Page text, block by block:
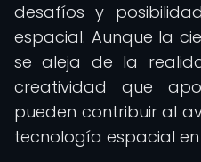
desafíos y
espacial. Aunque la
se aleja de la
creatividad que
pueden contribuir al
tecnología espacial